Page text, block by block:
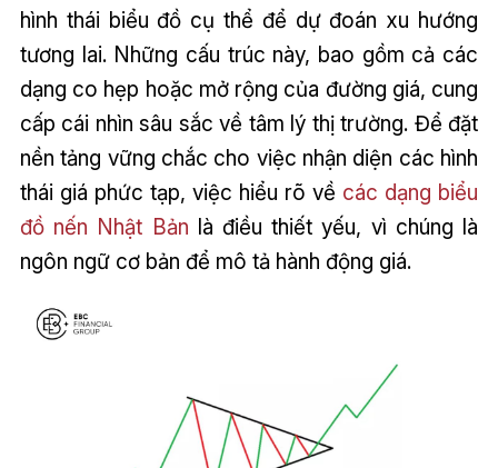
hình thái biểu đồ cụ thể để dự đoán xu hướng
tương lai. Những cấu trúc này, bao gồm cả các
dạng co hẹp hoặc mở rộng của đường giá, cung
cấp cái nhìn sâu sắc về tâm lý thị trường. Để đặt
nền tảng vững chắc cho việc nhận diện các hình
thái giá phức tạp, việc hiểu rõ về các dạng biểu
đồ nến Nhật Bản là điều thiết yếu, vì chúng là
ngôn ngữ cơ bản để mô tả hành động giá.